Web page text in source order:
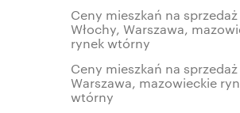
Ceny mieszkań na sprzedaż
Włochy, Warszawa,
rynek wtórny
Ceny mieszkań na
Warszawa, mazowieckie
wtórny